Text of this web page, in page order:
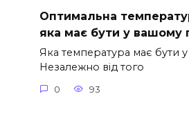
Оптимальна
яка має бути у вашому
Яка температура має бути у
Незалежно від того
0 93